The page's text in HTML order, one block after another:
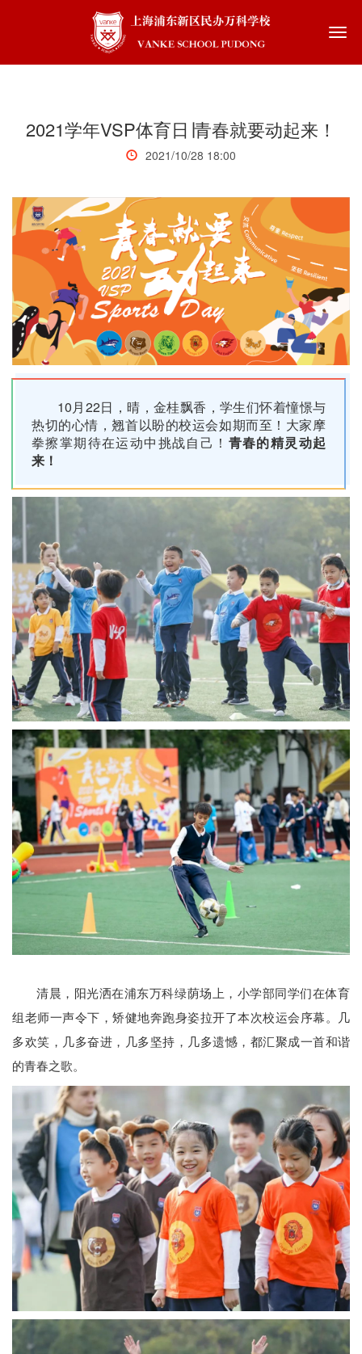
2021学年VSP体育日∣青春就要动起来！
2021/10/28 18:00
10月22日，晴，金桂飘香，学生们怀着憧憬与
热切的心情，翘首以盼的校运会如期而至！大家摩
拳擦掌期待在运动中挑战自己！ 青春的精灵动起
来！
清晨，阳光洒在浦东万科绿荫场上，小学部同学们在体育
组老师一声令下，矫健地奔跑身姿拉开了本次校运会序幕。几
多欢笑，几多奋进，几多坚持，几多遗憾，都汇聚成一首和谐
的青春之歌。